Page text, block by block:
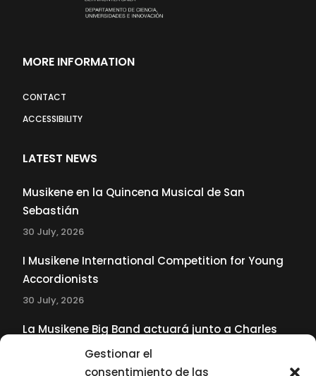
Gestionar el
consentimiento de las
MORE INFORMATION
CONTACT
ACCESSIBILITY
LATEST NEWS
Musikene en la Quincena Musical de San
Sebastián
30 July, 2026
I Musikene International Competition for Young
Accordionists
30 July, 2026
La Musikene Big Band actuará junto a Charles
Tolliver en el 61 Jazzaldia